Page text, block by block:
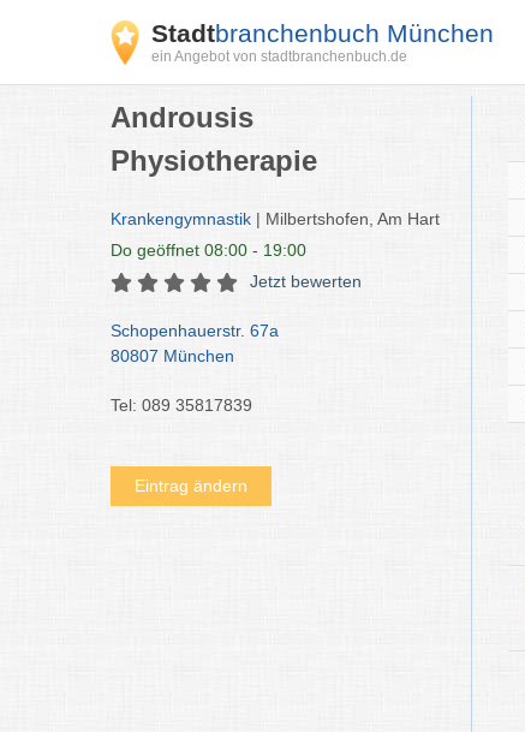
Stadtbranchenbuch München
ein Angebot von stadtbranchenbuch.de
Androusis
Physiotherapie
Krankengymnastik | Milbertshofen, Am Hart
Do geöffnet 08:00 - 19:00
Jetzt bewerten
Schopenhauerstr. 67a
80807 München
Tel: 089 35817839
Eintrag ändern